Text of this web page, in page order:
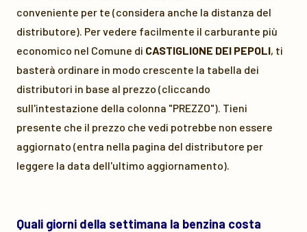
conveniente per te (considera anche la distanza del
distributore). Per vedere facilmente il carburante più
economico nel Comune di CASTIGLIONE DEI PEPOLI, ti
basterà ordinare in modo crescente la tabella dei
distributori in base al prezzo (cliccando
sull'intestazione della colonna "PREZZO"). Tieni
presente che il prezzo che vedi potrebbe non essere
aggiornato (entra nella pagina del distributore per
leggere la data dell'ultimo aggiornamento).
Quali giorni della settimana la benzina costa